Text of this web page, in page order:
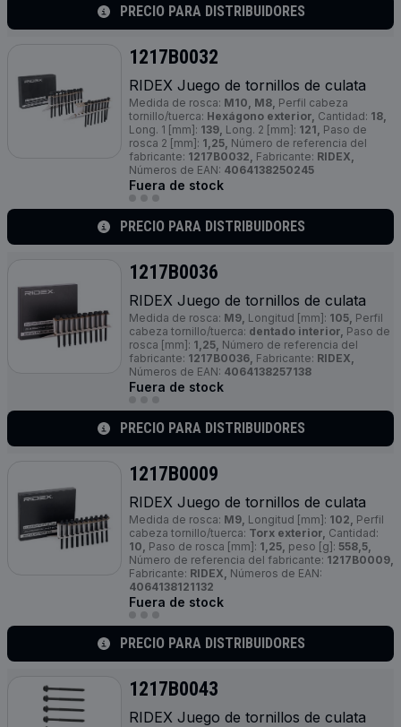
PRECIO PARA DISTRIBUIDORES
1217B0032
RIDEX Juego de tornillos de culata
Medida de rosca: M10, M8, Perfil cabeza
tornillo/tuerca: Hexágono exterior, Cantidad: 18,
Long. 1 [mm]: 139, Long. 2 [mm]: 121, Paso de
rosca 2 [mm]: 1,25, Número de referencia del
fabricante: 1217B0032, Fabricante: RIDEX,
Números de EAN: 4064138250245
Fuera de stock
PRECIO PARA DISTRIBUIDORES
1217B0036
RIDEX Juego de tornillos de culata
Medida de rosca: M9, Longitud [mm]: 105, Perfil
cabeza tornillo/tuerca: dentado interior, Paso de
rosca [mm]: 1,25, Número de referencia del
fabricante: 1217B0036, Fabricante: RIDEX,
Números de EAN: 4064138257138
Fuera de stock
PRECIO PARA DISTRIBUIDORES
1217B0009
RIDEX Juego de tornillos de culata
Medida de rosca: M9, Longitud [mm]: 102, Perfil
cabeza tornillo/tuerca: Torx exterior, Cantidad:
10, Paso de rosca [mm]: 1,25, peso [g]: 558,5,
Número de referencia del fabricante: 1217B0009,
Fabricante: RIDEX, Números de EAN:
4064138121132
Fuera de stock
PRECIO PARA DISTRIBUIDORES
1217B0043
RIDEX Juego de tornillos de culata